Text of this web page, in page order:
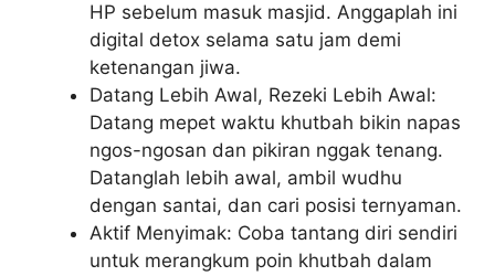
HP sebelum masuk masjid. Anggaplah ini
digital detox selama satu jam demi
ketenangan jiwa.
Datang Lebih Awal, Rezeki Lebih Awal:
Datang mepet waktu khutbah bikin napas
ngos-ngosan dan pikiran nggak tenang.
Datanglah lebih awal, ambil wudhu
dengan santai, dan cari posisi ternyaman.
Aktif Menyimak: Coba tantang diri sendiri
untuk merangkum poin khutbah dalam